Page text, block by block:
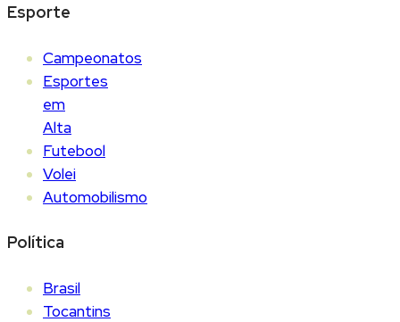
Esporte
Campeonatos
Esportes
em
Alta
Futebool
Volei
Automobilismo
Política
Brasil
Tocantins